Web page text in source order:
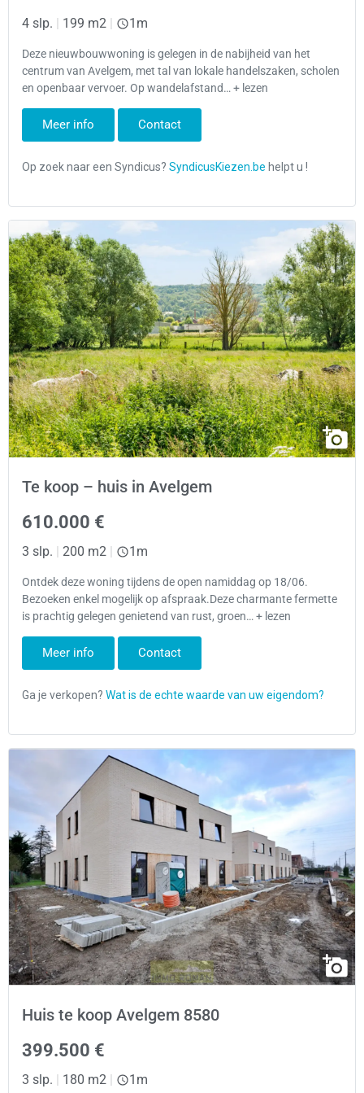
4 slp. 199 m2 1m
Deze nieuwbouwwoning is gelegen in de nabijheid van het
centrum van Avelgem, met tal van lokale handelszaken, scholen
en openbaar vervoer. Op wandelafstand… + lezen
Meer info Contact
Te koop – huis in Avelgem
610.000 €
3 slp. | 200 m2 | 1m
Ontdek deze woning tijdens de open namiddag op 18/06.
Bezoeken enkel mogelijk op afspraak.Deze charmante fermette
is prachtig gelegen genietend van rust, groen… + lezen
Meer info Contact
Huis te koop Avelgem 8580
399.500 €
3 slp. | 180 m2 | 1m